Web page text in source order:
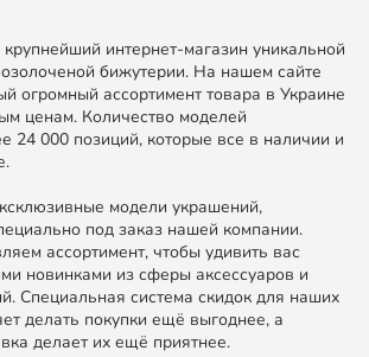
интернет-магазин уникальной
бижутерии. На нашем сайте
огромный ассортимент товара в Украине
ценам. Количество моделей
24 000 позиций, которые все в наличии и
модели украшений,
под заказ нашей компании.
ассортимент, чтобы удивить вас
новинками из сферы аксессуаров и
Специальная система скидок для наших
делать покупки ещё выгоднее, а
делает их ещё приятнее.